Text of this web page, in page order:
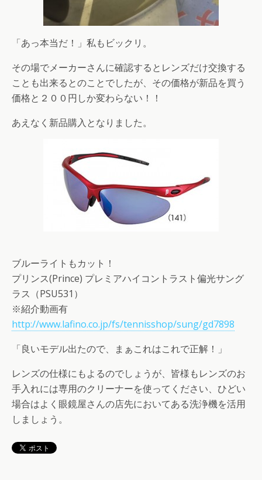
「あっ本当だ！」私もビックリ。
その場でメーカーさんに確認するとレンズだけ交換する
ことも出来るとのことでしたが、その価格が新品を買う
価格と２００円しか変わらない！！
あえなく新品購入となりました。
ブルーライトもカット！
プリンス(Prince) プレミアハイコントラスト偏光サング
ラス（PSU531）
※紹介動画有
http://www.lafino.co.jp/fs/tennisshop/sung/gd7898
「良いモデル出たので、まぁこれはこれで正解！」
レンズの仕様にもよるのでしょうが、皆様もレンズのお
手入れには専用のクリーナーを使ってください、ひどい
場合はよく眼鏡屋さんの店先においてある洗浄機を活用
しましょう。